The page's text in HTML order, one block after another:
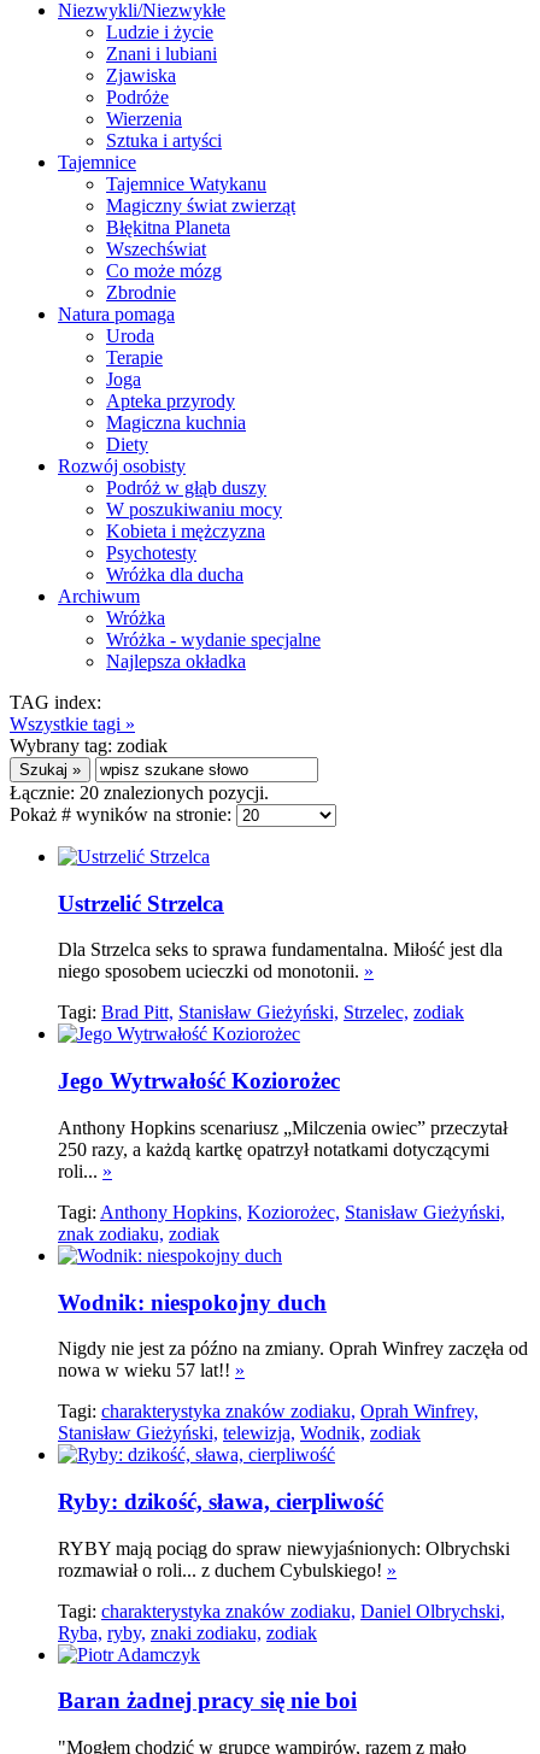
Niezwykli/Niezwykłe
Ludzie i życie
Znani i lubiani
Zjawiska
Podróże
Wierzenia
Sztuka i artyści
Tajemnice
Tajemnice Watykanu
Magiczny świat zwierząt
Błękitna Planeta
Wszechświat
Co może mózg
Zbrodnie
Natura pomaga
Uroda
Terapie
Joga
Apteka przyrody
Magiczna kuchnia
Diety
Rozwój osobisty
Podróż w głąb duszy
W poszukiwaniu mocy
Kobieta i mężczyzna
Psychotesty
Wróżka dla ducha
Archiwum
Wróżka
Wróżka - wydanie specjalne
Najlepsza okładka
TAG index:
Wszystkie tagi »
Wybrany tag: zodiak
Łącznie: 20 znalezionych pozycji.
Pokaż # wyników na stronie:
Ustrzelić Strzelca
Dla Strzelca seks to sprawa fundamentalna. Miłość jest dla
niego sposobem ucieczki od monotonii. »
Tagi: Brad Pitt, Stanisław Gieżyński, Strzelec, zodiak
Jego Wytrwałość Koziorożec
Anthony Hopkins scenariusz „Milczenia owiec” przeczytał
250 razy, a każdą kartkę opatrzył notatkami dotyczącymi
roli... »
Tagi: Anthony Hopkins, Koziorożec, Stanisław Gieżyński,
znak zodiaku, zodiak
Wodnik: niespokojny duch
Nigdy nie jest za późno na zmiany. Oprah Winfrey zaczęła od
nowa w wieku 57 lat!! »
Tagi: charakterystyka znaków zodiaku, Oprah Winfrey,
Stanisław Gieżyński, telewizja, Wodnik, zodiak
Ryby: dzikość, sława, cierpliwość
RYBY mają pociąg do spraw niewyjaśnionych: Olbrychski
rozmawiał o roli... z duchem Cybulskiego! »
Tagi: charakterystyka znaków zodiaku, Daniel Olbrychski,
Ryba, ryby, znaki zodiaku, zodiak
Baran żadnej pracy się nie boi
"Mogłem chodzić w grupce wampirów, razem z mało